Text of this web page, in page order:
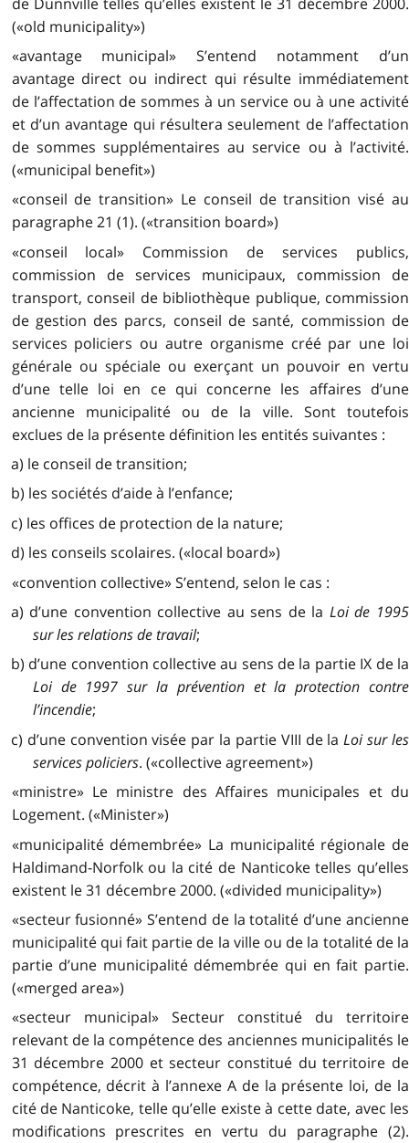
(«old municipality»)
«avantage municipal» S’entend notamment d’un
avantage direct ou indirect qui résulte immédiatement
de l’affectation de sommes à un service ou à une activité
et d’un avantage qui résultera seulement de l’affectation
de sommes supplémentaires au service ou à l’activité.
(«municipal benefit»)
«conseil de transition» Le conseil de transition visé au
paragraphe 21 (1). («transition board»)
«conseil local» Commission de services publics,
commission de services municipaux, commission de
transport, conseil de bibliothèque publique, commission
de gestion des parcs, conseil de santé, commission de
services policiers ou autre organisme créé par une loi
générale ou spéciale ou exerçant un pouvoir en vertu
d’une telle loi en ce qui concerne les affaires d’une
ancienne municipalité ou de la ville. Sont toutefois
exclues de la présente définition les entités suivantes :
a) le conseil de transition;
b) les sociétés d’aide à l’enfance;
c) les offices de protection de la nature;
d) les conseils scolaires. («local board»)
«convention collective» S’entend, selon le cas :
a) d’une convention collective au sens de la Loi de 1995
sur les relations de travail;
b) d’une convention collective au sens de la partie IX de la
Loi de 1997 sur la prévention et la protection contre
l’incendie;
c) d’une convention visée par la partie VIII de laLoi sur les
services policiers. («collective agreement»)
«ministre» Le ministre des Affaires municipales et du
Logement. («Minister»)
«municipalité démembrée» La municipalité régionale de
Haldimand-Norfolk ou la cité de Nanticoke telles qu’elles
existent le 31 décembre 2000. («divided municipality»)
«secteur fusionné» S’entend de la totalité d’une ancienne
municipalité qui fait partie de la ville ou de la totalité de la
partie d’une municipalité démembrée qui en fait partie.
(«merged area»)
«secteur municipal» Secteur constitué du territoire
relevant de la compétence des anciennes municipalités le
31 décembre 2000 et secteur constitué du territoire de
compétence, décrit à l’annexe A de la présente loi, de la
cité de Nanticoke, telle qu’elle existe à cette date, avec les
modifications prescrites en vertu du paragraphe (2).